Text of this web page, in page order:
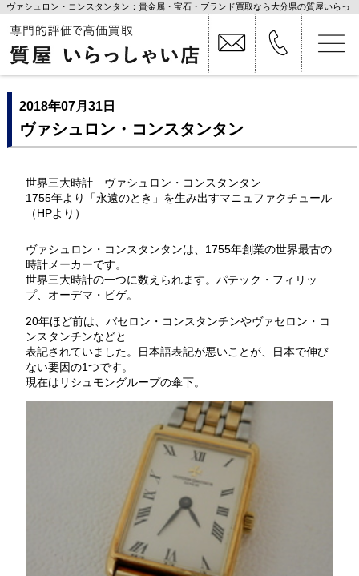
ヴァシュロン・コンスタンタン：貴金属・宝石・ブランド買取なら大分県の質屋いらっ
2018年07月31日
ヴァシュロン・コンスタンタン
世界三大時計 ヴァシュロン・コンスタンタン
1755年より「永遠のとき」を生み出すマニュファクチュール
（HPより）
ヴァシュロン・コンスタンタンは、1755年創業の世界最古の
時計メーカーです。
世界三大時計の一つに数えられます。パテック・フィリッ
プ、オーデマ・ピゲ。
20年ほど前は、バセロン・コンスタンチンやヴァセロン・コ
ンスタンチンなどと
表記されていました。日本語表記が悪いことが、日本で伸び
ない要因の1つです。
現在はリシュモングループの傘下。